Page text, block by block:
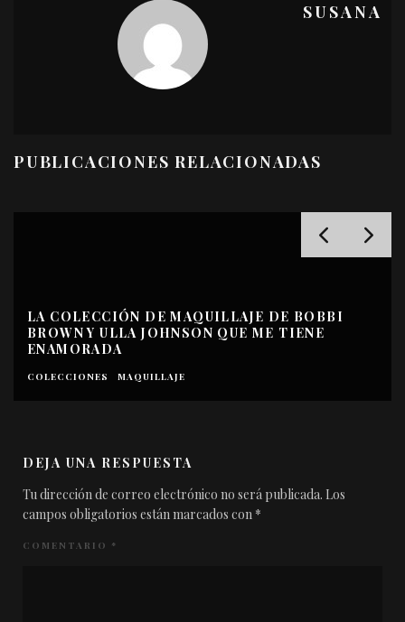
SUSANA
PUBLICACIONES RELACIONADAS
LA COLECCIÓN DE MAQUILLAJE DE BOBBI
BROWN Y ULLA JOHNSON QUE ME TIENE
ENAMORADA
COLECCIONES MAQUILLAJE
DEJA UNA RESPUESTA
Tu dirección de correo electrónico no será publicada. Los
campos obligatorios están marcados con *
COMENTARIO *